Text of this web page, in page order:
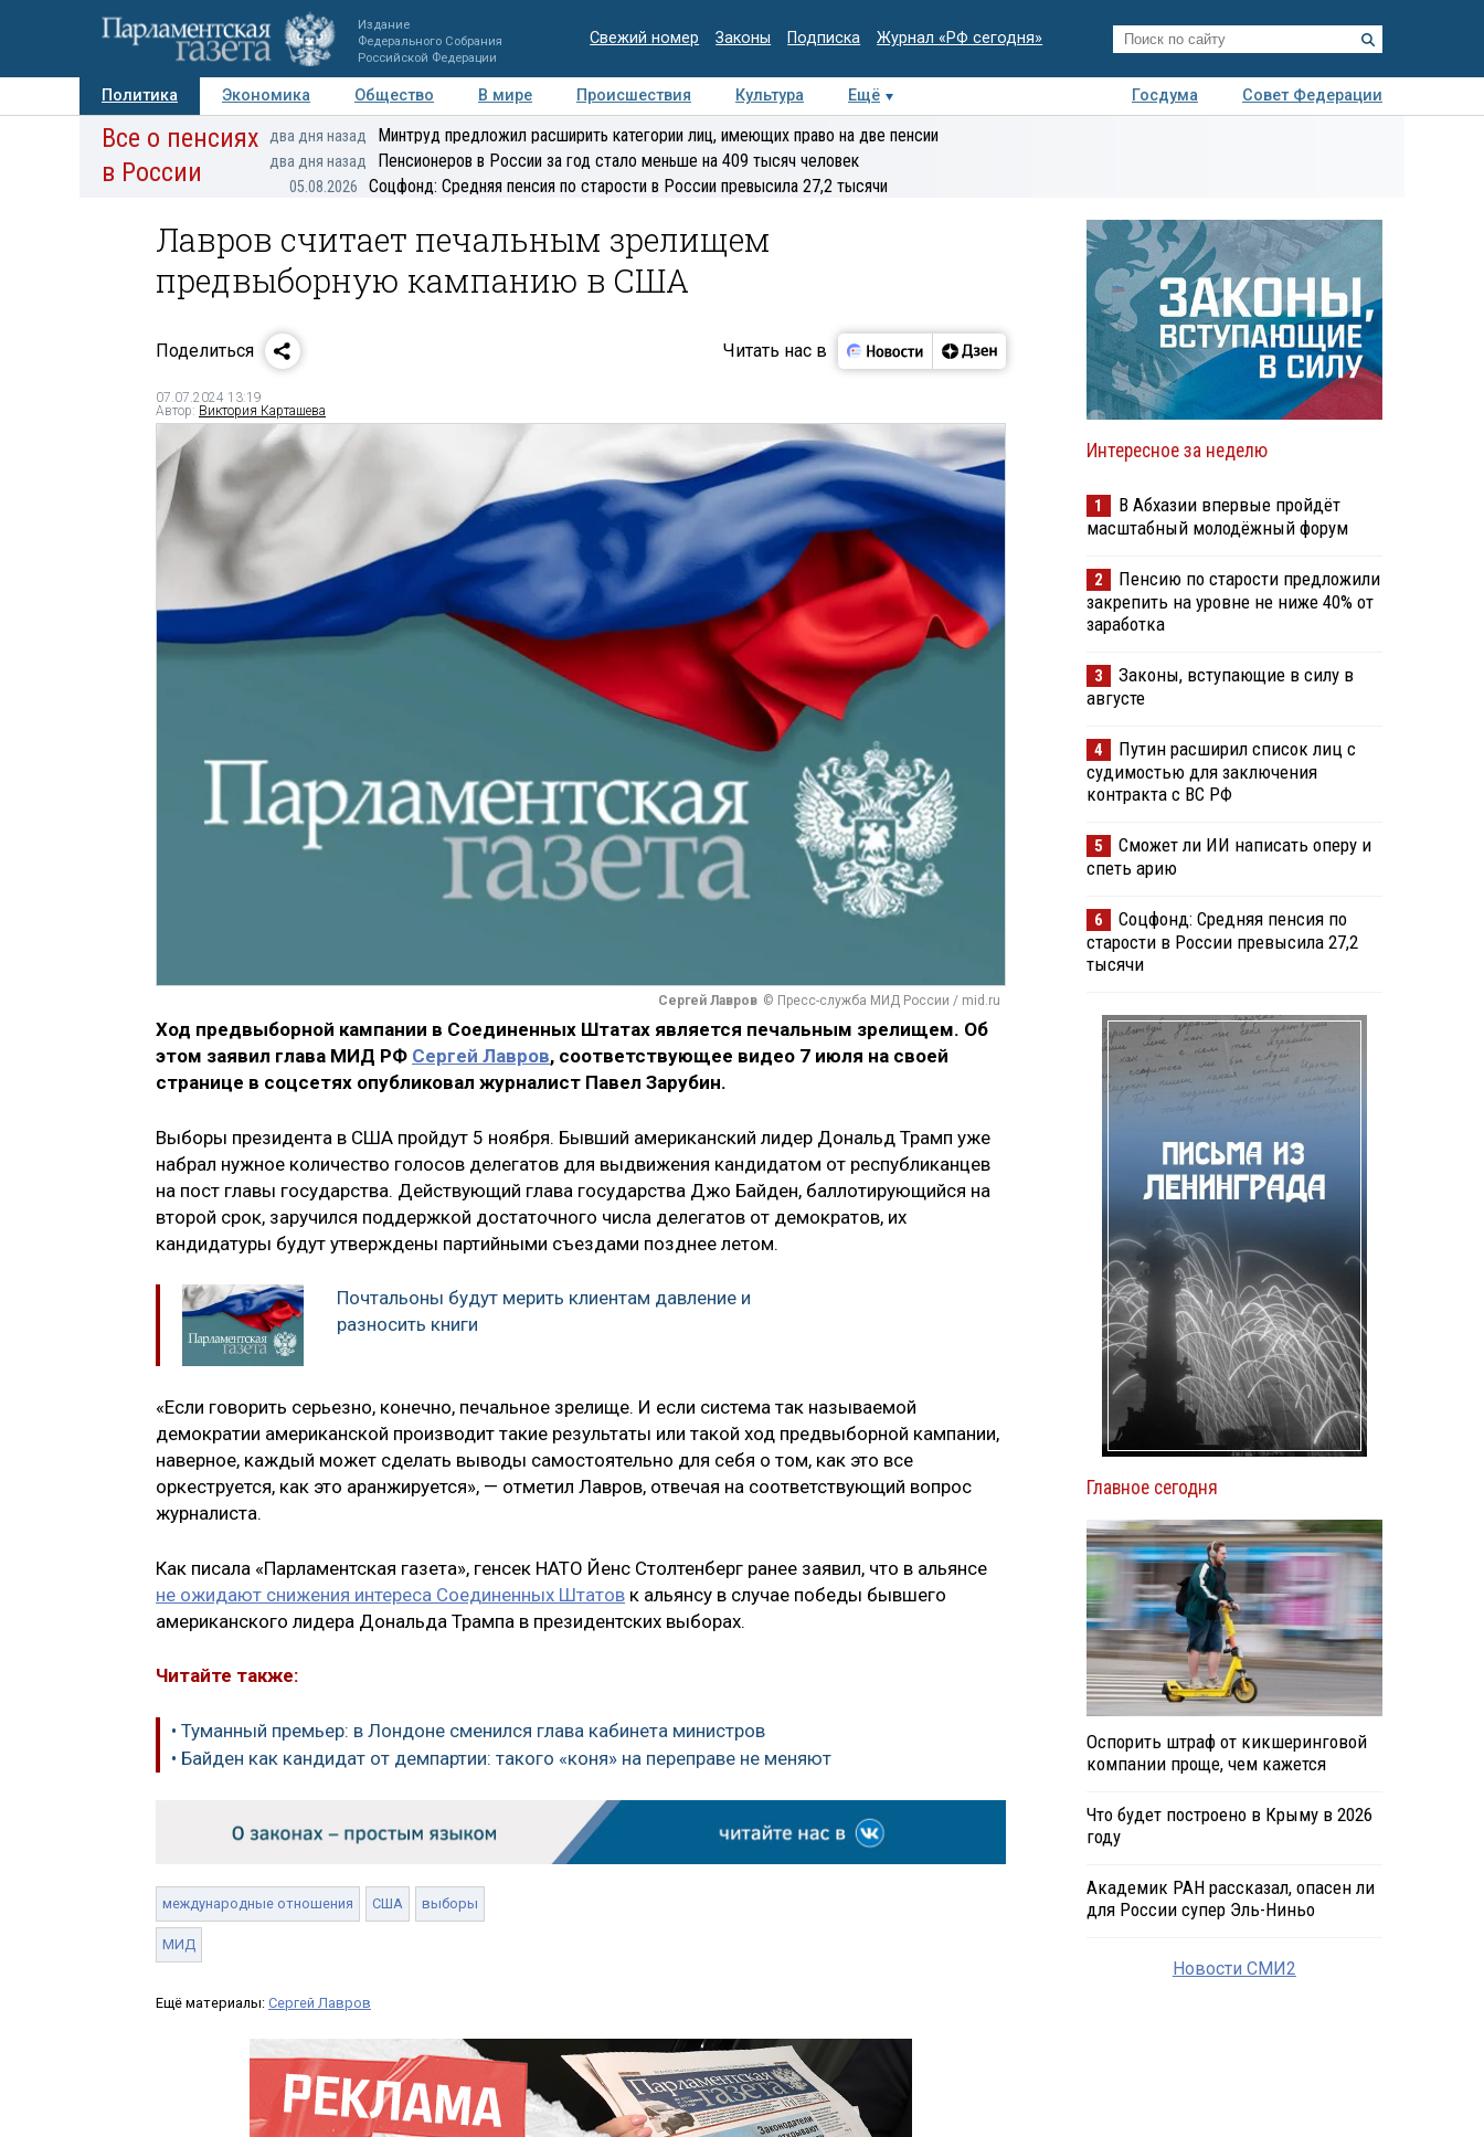
Издание
Федерального Собрания
Российской Федерации
Свежий номер Законы Подписка Журнал «РФ сегодня»
Политика Экономика Общество В мире Происшествия Культура Ещё Госдума
Совет Федерации
Авторы Персоны Мнения Регионы Медиацентр Интервью Колумнисты
Деловая
Все о пенсиях
в России
два дня назад Минтруд предложил расширить категории лиц, имеющих право на две пенсии
два дня назад Пенсионеров в России за год стало меньше на 409 тысяч человек
05.08.2026 Соцфонд: Средняя пенсия по старости в России превысила 27,2 тысячи
Лавров считает печальным зрелищем
предвыборную кампанию в США
Поделиться Читать нас в
07.07.2024 13:19
Автор: Виктория Карташева
Сергей Лавров © Пресс-служба МИД России / mid.ru
Ход предвыборной кампании в Соединенных Штатах является печальным зрелищем. Об
этом заявил глава МИД РФ Сергей Лавров, соответствующее видео 7 июля на своей
странице в соцсетях опубликовал журналист Павел Зарубин.
Выборы президента в США пройдут 5 ноября. Бывший американский лидер Дональд Трамп уже
набрал нужное количество голосов делегатов для выдвижения кандидатом от республиканцев
на пост главы государства. Действующий глава государства Джо Байден, баллотирующийся на
второй срок, заручился поддержкой достаточного числа делегатов от демократов, их
кандидатуры будут утверждены партийными съездами позднее летом.
Почтальоны будут мерить клиентам давление и
разносить книги
«Если говорить серьезно, конечно, печальное зрелище. И если система так называемой
демократии американской производит такие результаты или такой ход предвыборной кампании,
наверное, каждый может сделать выводы самостоятельно для себя о том, как это все
оркеструется, как это аранжируется», — отметил Лавров, отвечая на соответствующий вопрос
журналиста.
Как писала «Парламентская газета», генсек НАТО Йенс Столтенберг ранее заявил, что в альянсе
не ожидают снижения интереса Соединенных Штатов к альянсу в случае победы бывшего
американского лидера Дональда Трампа в президентских выборах.
Читайте также:
• Туманный премьер: в Лондоне сменился глава кабинета министров
• Байден как кандидат от демпартии: такого «коня» на переправе не меняют
международные отношения США выборы
МИД
Ещё материалы: Сергей Лавров
Интересное за неделю
1
В Абхазии впервые пройдёт
масштабный молодёжный форум
2
Пенсию по старости предложили
закрепить на уровне не ниже 40% от
заработка
3
Законы, вступающие в силу в
августе
4
Путин расширил список лиц с
судимостью для заключения
контракта с ВС РФ
5
Сможет ли ИИ написать оперу и
спеть арию
6
Соцфонд: Средняя пенсия по
старости в России превысила 27,2
тысячи
Главное сегодня
Оспорить штраф от кикшеринговой
компании проще, чем кажется
Что будет построено в Крыму в 2026
году
Академик РАН рассказал, опасен ли
для России супер Эль-Ниньо
Новости СМИ2